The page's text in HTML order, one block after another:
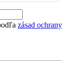
zásad ochrany